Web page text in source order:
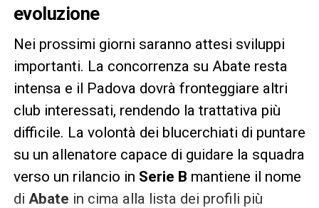
evoluzione
Nei prossimi giorni saranno attesi sviluppi
importanti. La concorrenza su Abate resta
intensa e il Padova dovrà fronteggiare altri
club interessati, rendendo la trattativa più
difficile. La volontà dei blucerchiati di puntare
su un allenatore capace di guidare la squadra
verso un rilancio in Serie B mantiene il nome
di Abate in cima alla lista dei profili più